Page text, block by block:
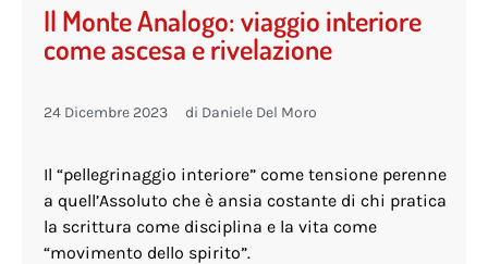
Il Monte Analogo: viaggio interiore
come ascesa e rivelazione
24 Dicembre 2023 di Daniele Del Moro
Il “pellegrinaggio interiore” come tensione perenne
a quell’Assoluto che è ansia costante di chi pratica
la scrittura come disciplina e la vita come
“movimento dello spirito”.